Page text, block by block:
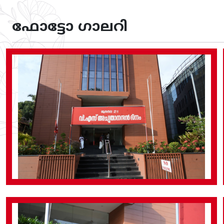
ഫോട്ടോ ഗാലറി